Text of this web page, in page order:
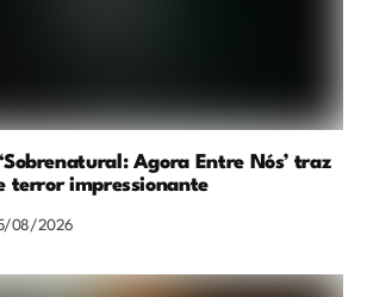
Agora Entre Nós’ traz
terror impressionante
08/2026